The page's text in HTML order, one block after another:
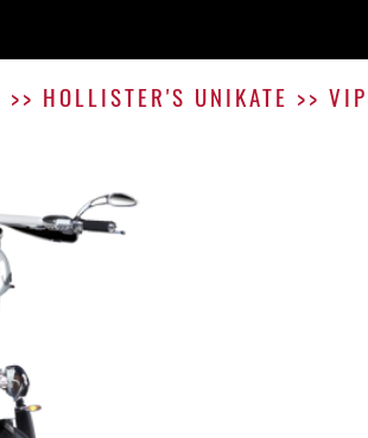
>> HOLLISTER'S UNIKATE >>